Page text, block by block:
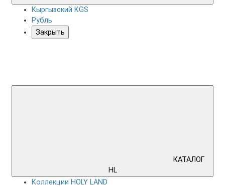
Кыргызский KGS
Рубль
Закрыть
КАТАЛОГ
HL
Коллекции HOLY LAND